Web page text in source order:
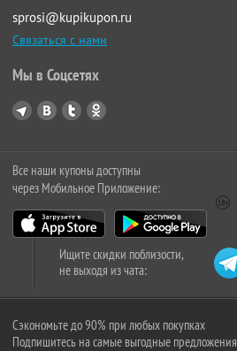
sprosi@kupikupon.ru
Связаться с нами
Мы в Соцсетях
Все наши купоны доступны
через Мобильное Приложение:
Ищите скидки поблизости,
не выходя из чата:
Сэкономьте до 90% при любых покупках
Подпишитесь на самые выгодные предложения